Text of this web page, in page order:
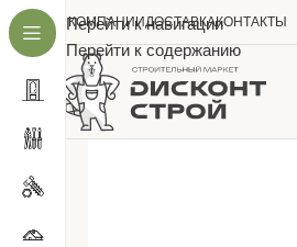
Перейти к навигации
Перейти к содержанию
О КОМПАНИИДОСТАВКАКОНТАКТЫ